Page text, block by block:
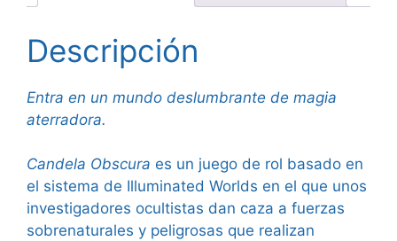
Descripción
Entra en un mundo deslumbrante de magia
aterradora.
Candela Obscura es un juego de rol basado en
el sistema de Illuminated Worlds en el que unos
investigadores ocultistas dan caza a fuerzas
sobrenaturales y peligrosas que realizan